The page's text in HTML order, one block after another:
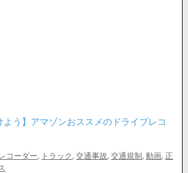
よう】アマゾンおススメのドライブレコ
コーダー, トラック ,交通事故,交通規制 ,動画,正